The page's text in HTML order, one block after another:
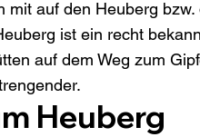
mit auf den Heuberg
ist ein recht
auf dem Weg zum
Heuberg